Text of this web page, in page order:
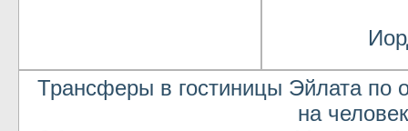
Трансферы в гостиницы Эйлата по
на